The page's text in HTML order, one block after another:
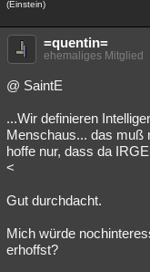
(Einstein)
=quentin=
ehemaliges Mitglied
@ SaintE
...Wir definieren
Menschaus... das muß
hoffe nur, dass da
<
Gut durchdacht.
Mich würde
erhoffst?